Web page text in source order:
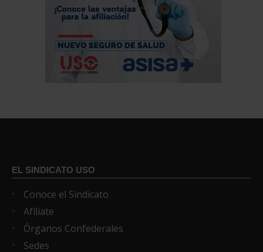
EL SINDICATO USO
Conoce el Sindicato
Afíliate
Órganos Confederales
Sedes